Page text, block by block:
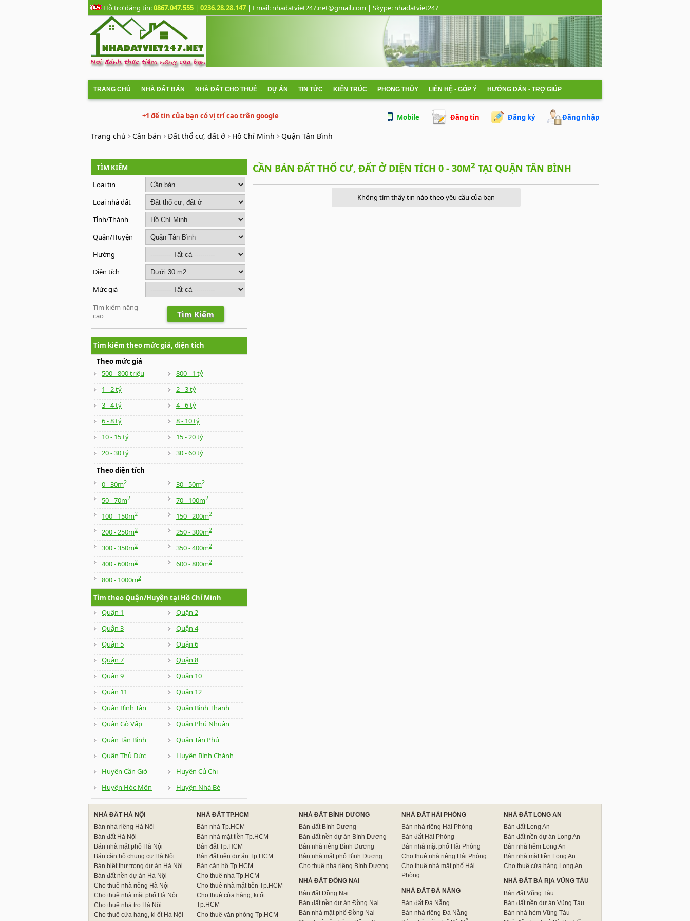
Hỗ trợ đăng tin:0867.047.555 | 0236.28.28.147 | Email: nhadatviet247.net@gmail.com | Skype: nhadatviet247
TRANG CHỦ NHÀ ĐẤT BÁN NHÀ ĐẤT CHO THUÊ DỰ ÁN TIN TỨC KIẾN TRÚC PHONG THỦY LIÊN HỆ - GÓP Ý HƯỚNG DẪN - TRỢ GIÚP
+1 để tin của bạn có vị trí cao trên google Mobile Đăng tin Đăng ký Đăng nhập
Trang chủ Cần bán Đất thổ cư, đất ở Hồ Chí Minh Quận Tân Bình
TÌM KIẾM
Loại tin
Loai nhà đất
Tỉnh/Thành
Quận/Huyện
Hướng
Diện tích
Mức giá
Tìm kiếm nâng
cao
Tìm Kiếm
Tìm kiếm theo mức giá, diện tích
Theo mức giá
500 - 800 triệu
800 - 1 tỷ
1 - 2 tỷ
2 - 3 tỷ
3 - 4 tỷ
4 - 6 tỷ
6 - 8 tỷ
8 - 10 tỷ
10 - 15 tỷ
15 - 20 tỷ
20 - 30 tỷ
30 - 60 tỷ
Theo diện tích
0 - 30m2 30 - 50m2
50 - 70m2 70 - 100m2
100 - 150m2 150 - 200m2
200 - 250m2 250 - 300m2
300 - 350m2 350 - 400m2
400 - 600m2 600 - 800m2
800 - 1000m2
Tìm theo Quận/Huyện tại Hồ Chí Minh
Quận 1
Quận 2
Quận 3
Quận 4
Quận 5
Quận 6
Quận 7
Quận 8
Quận 9
Quận 10
Quận 11
Quận 12
Quận Bình Tân
Quận Bình Thạnh
Quận Gò Vấp
Quận Phú Nhuận
Quận Tân Bình
Quận Tân Phú
Quận Thủ Đức
Huyện Bình Chánh
Huyện Cần Giờ
Huyện Củ Chi
Huyện Hóc Môn
Huyện Nhà Bè
CẦN BÁN ĐẤT THỔ CƯ, ĐẤT Ở DIỆN TÍCH 0 - 30M2 TẠI QUẬN TÂN BÌNH
Không tìm thấy tin nào theo yêu cầu của bạn
NHÀ ĐẤT HÀ NỘI
Bán nhà riêng Hà Nội
Bán đất Hà Nội
Bán nhà mặt phố Hà Nội
Bán căn hộ chung cư Hà Nội
Bán biệt thự trong dự án Hà Nội
Bán đất nền dự án Hà Nội
Cho thuê nhà riêng Hà Nội
Cho thuê nhà mặt phố Hà Nội
Cho thuê nhà trọ Hà Nội
Cho thuê cửa hàng, ki ốt Hà Nội
NHÀ ĐẤT TP.HCM
Bán nhà Tp.HCM
Bán nhà mặt tiền Tp.HCM
Bán đất Tp.HCM
Bán đất nền dự án Tp.HCM
Bán căn hộ Tp.HCM
Cho thuê nhà Tp.HCM
Cho thuê nhà mặt tiền Tp.HCM
Cho thuê cửa hàng, ki ốt
Tp.HCM
Cho thuê văn phòng Tp.HCM
NHÀ ĐẤT BÌNH DƯƠNG
Bán đất Bình Dương
Bán đất nền dự án Bình Dương
Bán nhà riêng Bình Dương
Bán nhà mặt phố Bình Dương
Cho thuê nhà riêng Bình Dương
NHÀ ĐẤT ĐỒNG NAI
Bán đất Đồng Nai
Bán đất nền dự án Đồng Nai
Bán nhà mặt phố Đồng Nai
NHÀ ĐẤT HẢI PHÒNG
Bán nhà riêng Hải Phòng
Bán đất Hải Phòng
Bán nhà mặt phố Hải Phòng
Cho thuê nhà riêng Hải Phòng
Cho thuê nhà mặt phố Hải
Phòng
NHÀ ĐẤT ĐÀ NẴNG
Bán đất Đà Nẵng
Bán nhà riêng Đà Nẵng
NHÀ ĐẤT LONG AN
Bán đất Long An
Bán đất nền dự án Long An
Bán nhà hẻm Long An
Bán nhà mặt tiền Long An
Cho thuê cửa hàng Long An
NHÀ ĐẤT BÀ RỊA VŨNG TÀU
Bán đất Vũng Tàu
Bán đất nền dự án Vũng Tàu
Bán nhà hẻm Vũng Tàu